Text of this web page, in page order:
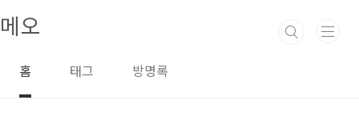
메오
홈 태그 방명록